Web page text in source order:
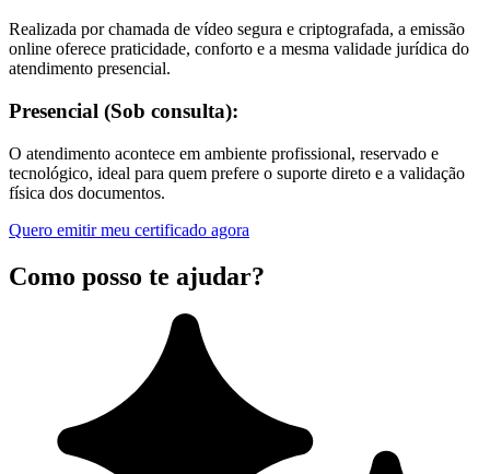
Realizada por chamada de vídeo segura e criptografada, a emissão
online oferece praticidade, conforto e a mesma validade jurídica do
atendimento presencial.
Presencial (Sob consulta):
O atendimento acontece em ambiente profissional, reservado e
tecnológico, ideal para quem prefere o suporte direto e a validação
física dos documentos.
Quero emitir meu certificado agora
Como posso te ajudar?